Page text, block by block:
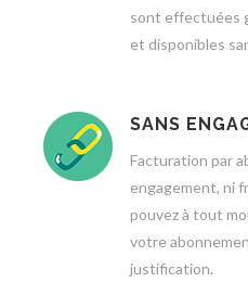
sont effectuées
et disponibles
SANS
Facturation par
engagement, ni
pouvez à tout
votre
justification.